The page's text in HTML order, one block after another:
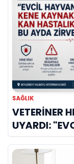
SAĞLIK
VETERİNER
UYARDI:
KAYNAKLI
ZİRVE